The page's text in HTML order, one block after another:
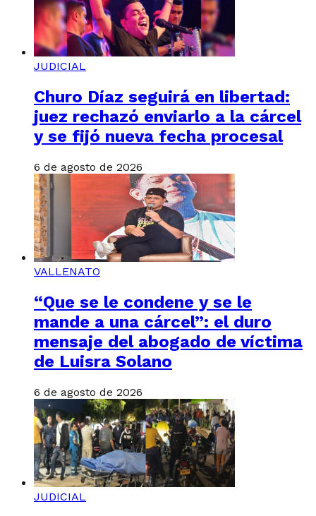
JUDICIAL
Churo Díaz seguirá en libertad:
juez rechazó enviarlo a la cárcel
y se fijó nueva fecha procesal
6 de agosto de 2026
VALLENATO
“Que se le condene y se le
mande a una cárcel”: el duro
mensaje del abogado de víctima
de Luisra Solano
6 de agosto de 2026
JUDICIAL